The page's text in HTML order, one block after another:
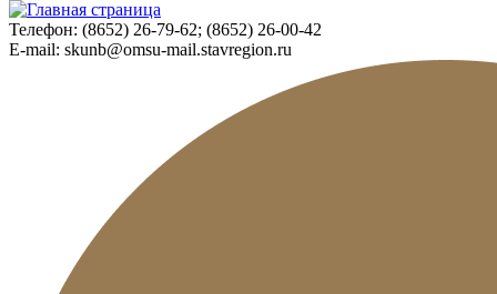
Телефон: (8652) 26-79-62; (8652) 26-00-42
E-mail: skunb@omsu-mail.stavregion.ru